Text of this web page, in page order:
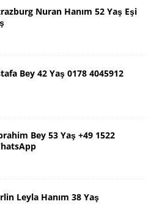
Nuran Hanım 52 Yaş Eşi
Bey 42 Yaş 0178 4045912
Bey 53 Yaş +49 1522
Leyla Hanım 38 Yaş